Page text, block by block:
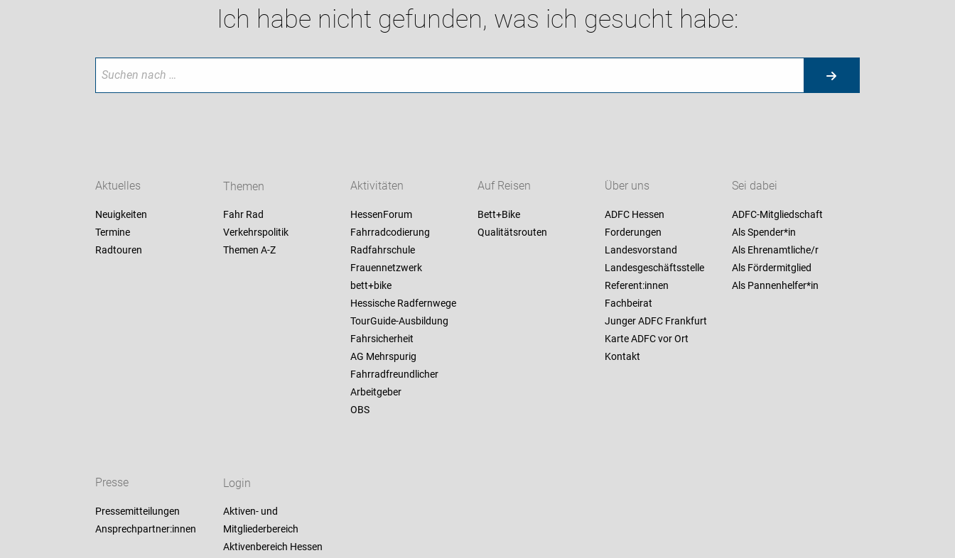
Ich habe nicht gefunden, was ich gesucht habe:
Aktuelles
Neuigkeiten
Termine
Radtouren
Themen
Fahr Rad
Verkehrspolitik
Themen A-Z
Aktivitäten
HessenForum
Fahrradcodierung
Radfahrschule
Frauennetzwerk
bett+bike
Hessische Radfernwege
TourGuide-Ausbildung
Fahrsicherheit
AG Mehrspurig
Fahrradfreundlicher
Arbeitgeber
OBS
Auf Reisen
Bett+Bike
Qualitätsrouten
Über uns
ADFC Hessen
Forderungen
Landesvorstand
Landesgeschäftsstelle
Referent:innen
Fachbeirat
Junger ADFC Frankfurt
Karte ADFC vor Ort
Kontakt
Sei dabei
ADFC-Mitgliedschaft
Als Spender*in
Als Ehrenamtliche/r
Als Fördermitglied
Als Pannenhelfer*in
Presse
Pressemitteilungen
Ansprechpartner:innen
Login
Aktiven- und
Mitgliederbereich
Aktivenbereich Hessen